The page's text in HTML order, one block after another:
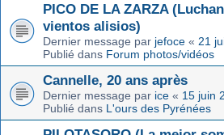
PICO DE LA ZARZA
vientos alisios)
Dernier message par jefoce « 21
Publié dans Forum photos/vidéos
Cannelle, 20 ans après
Dernier message par ice « 15 juin
Publié dans L'ours des Pyrénées